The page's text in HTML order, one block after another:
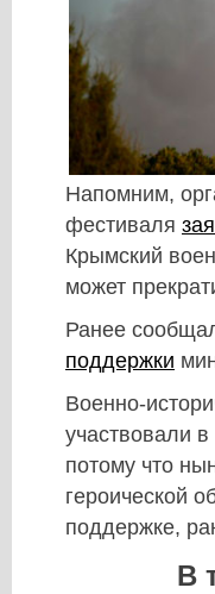
Напомним,
фестиваля
Крымский
может
Ранее
поддержки
Военно-
участвовали
потому что
героической
поддержке,
В